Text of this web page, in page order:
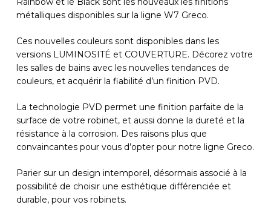
métalliques disponibles sur la ligne W7 Greco.
Ces nouvelles couleurs sont disponibles dans les
versions LUMINOSITÉ et COUVERTURE. Décorez votre
les salles de bains avec les nouvelles tendances de
couleurs, et acquérir la fiabilité d’un finition PVD.
La technologie PVD permet une finition parfaite de la
surface de votre robinet, et aussi donne la dureté et la
résistance à la corrosion. Des raisons plus que
convaincantes pour vous d’opter pour notre ligne Greco.
Parier sur un design intemporel, désormais associé à la
possibilité de choisir une esthétique différenciée et
durable, pour vos robinets.